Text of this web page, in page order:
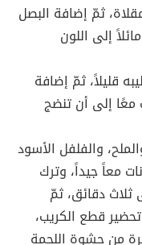
ثمّ إضافة البصل
إلى اللون
قليلاً، ثمّ إضافة
معًا إلى أن تنضج
والفلفل الأسود
معاً جيداً، وترك
ثلاث دقائق، ثمّ
قطع الكريب،
من حشوة اللحمة